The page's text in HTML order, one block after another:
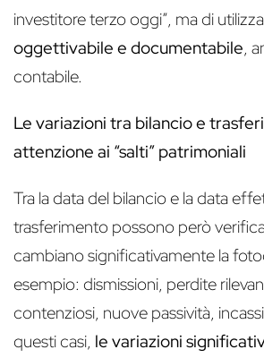
investitore terzo oggi”, ma di
oggettivabile e documentabile,
contabile.
Le variazioni tra bilancio e
attenzione ai “salti” patrimoniali
Tra la data del bilancio e la data
trasferimento possono però
cambiano significativamente la
esempio: dismissioni, perdite
contenziosi, nuove passività,
questi casi, le variazioni